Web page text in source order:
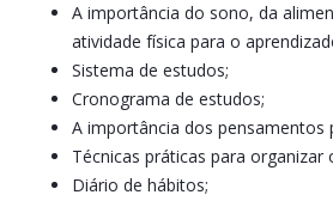
A importância do sono, da
atividade física para o
Sistema de estudos;
Cronograma de estudos;
A importância dos pensamentos
Técnicas práticas para organizar
Diário de hábitos;